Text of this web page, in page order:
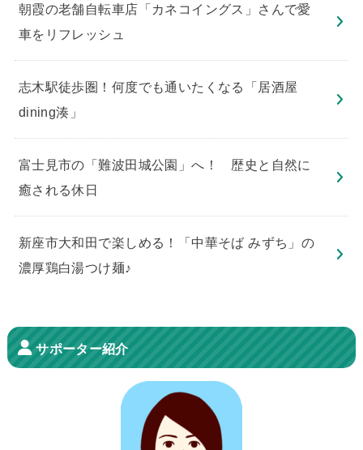
朝霞の老舗自転車店「カネコイングス」さんで愛
車をリフレッシュ
志木駅徒歩圏！何度でも通いたくなる「居酒屋
dining湊」
​富士見市の「難波田城公園」へ！ 歴史と自然に
癒される休日
新座市大和田で楽しめる！「中華そば みずち」の
濃厚鶏白湯つけ麺♪
サポーター紹介